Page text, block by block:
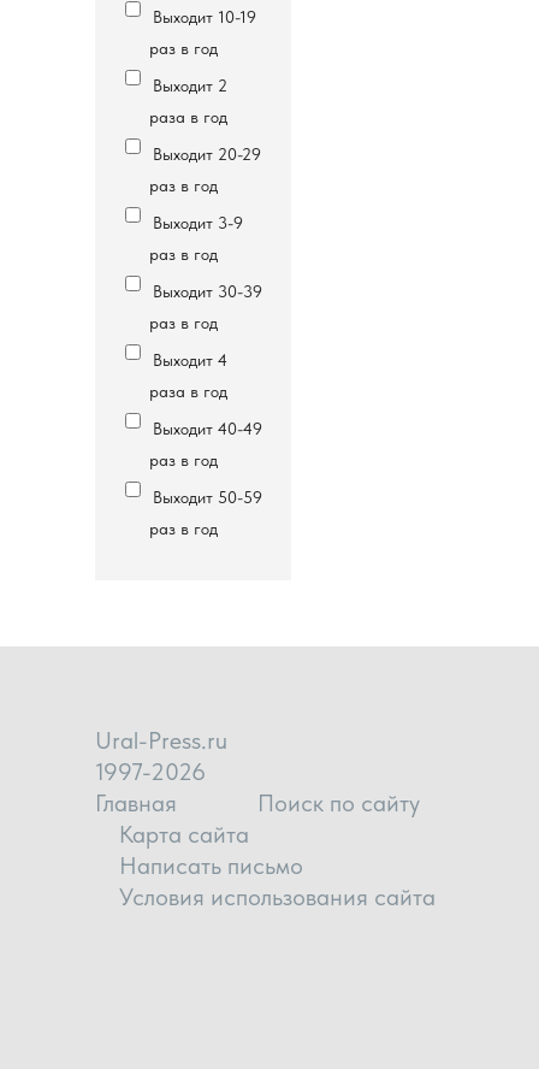
Выходит 10-19
раз в год
Выходит 2
раза в год
Выходит 20-29
раз в год
Выходит 3-9
раз в год
Выходит 30-39
раз в год
Выходит 4
раза в год
Выходит 40-49
раз в год
Выходит 50-59
раз в год
Ural-Press.ru
1997-2026
Главная
Поиск по сайту
Карта сайта
Написать письмо
Условия использования сайта